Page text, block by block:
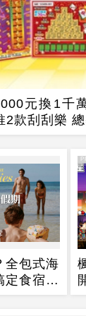
元換1千
2款刮刮樂
全包式海
定食宿玩
！